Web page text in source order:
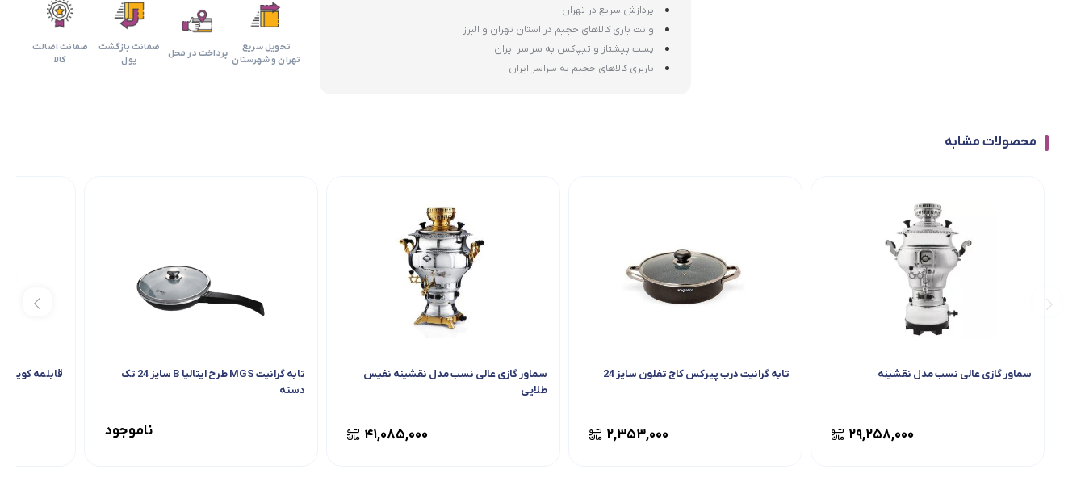
پردازش سریع در تهران
وانت باری کالاهای حجیم در استان تهران و البرز
پست پیشتاز و تیپاکس به سراسر ایران
باربری کالاهای حجیم به سراسر ایران
تحویل سریع
تهران و شهرستان
پرداخت در محل
ضمانت بازگشت
پول
ضمانت اضالت
کالا
محصولات مشابه
سماور گازی عالی نسب مدل نقشینه
۲۹,۲۵۸,۰۰۰
تابه گرانیت درب پیرکس کاج تفلون سایز 24
۲,۳۵۳,۰۰۰
سماور گازی عالی نسب مدل نقشینه نفیس
طلایی
۴۱,۰۸۵,۰۰۰
تابه گرانیت MGS طرح ایتالیا B سایز 24 تک
دسته
ناموجود
قابلمه کویر